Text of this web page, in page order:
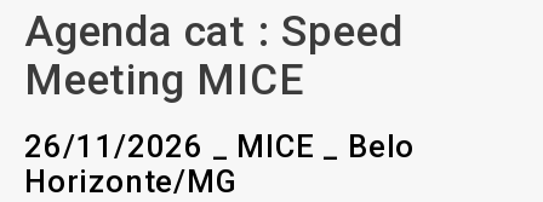
Agenda cat : Speed
Meeting MICE
26/11/2026 _ MICE _ Belo
Horizonte/MG